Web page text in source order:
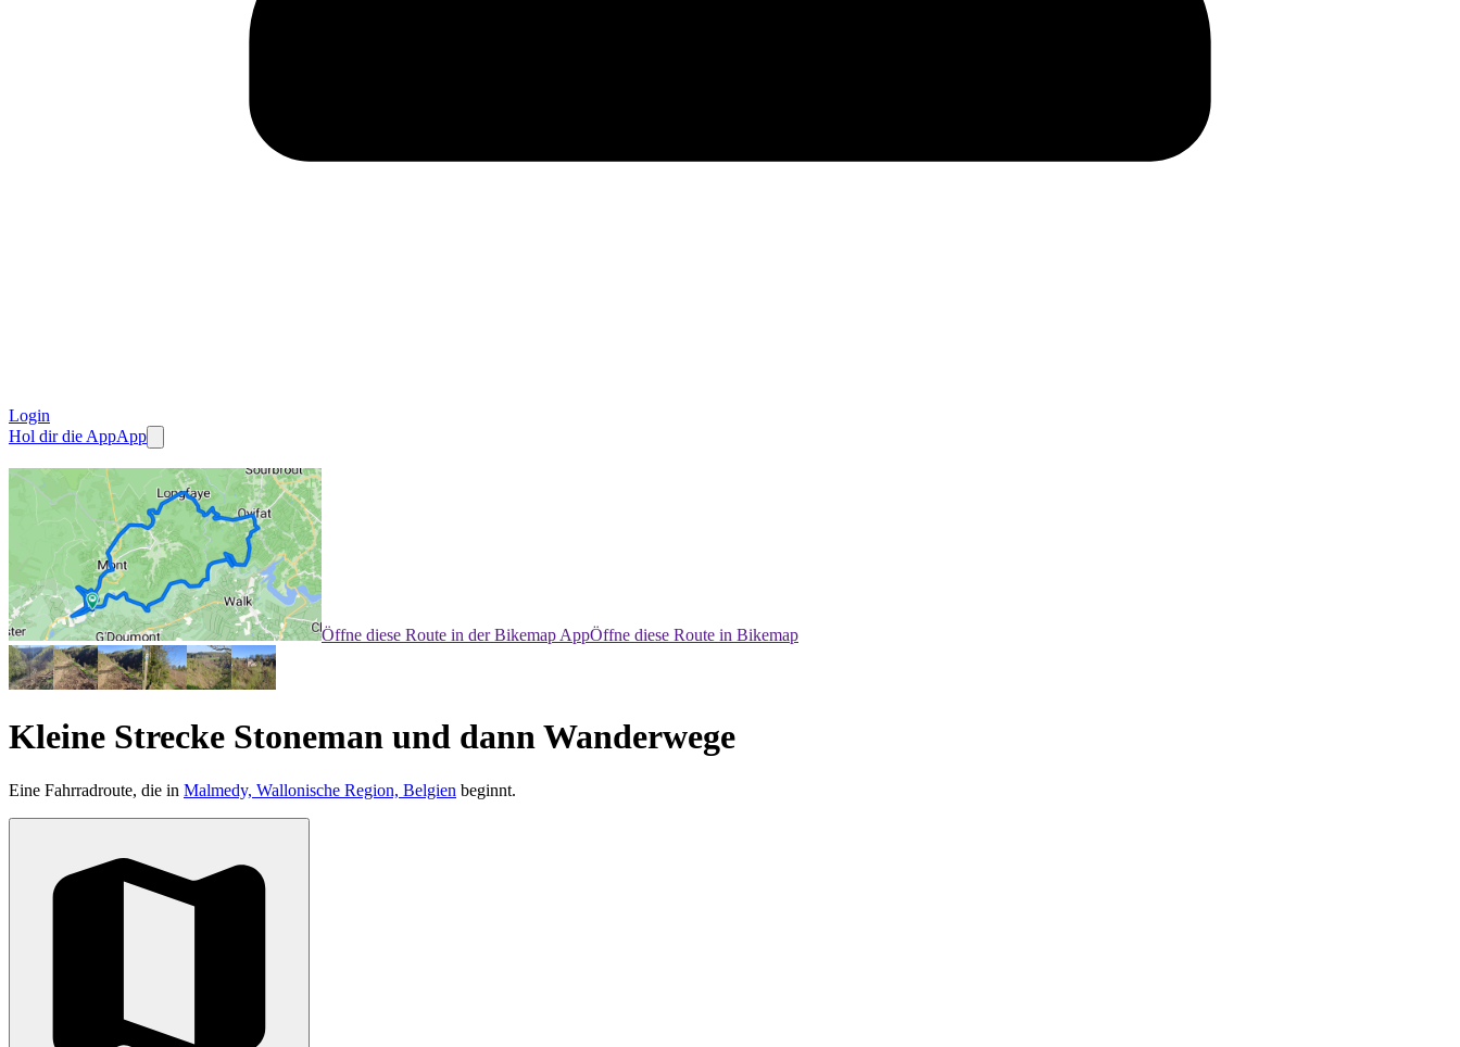
Login
Hol dir die AppApp
Öffne diese Route in der Bikemap AppÖffne diese Route in Bikemap
Kleine Strecke Stoneman und dann Wanderwege
Eine Fahrradroute, die in Malmedy, Wallonische Region, Belgien beginnt.